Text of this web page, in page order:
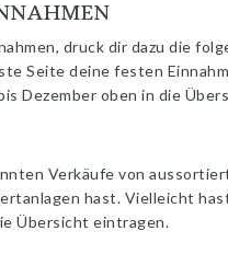
druck dir dazu die
Seite deine festen
Dezember oben in die
Verkäufe von
hast. Vielleicht
Übersicht eintragen.